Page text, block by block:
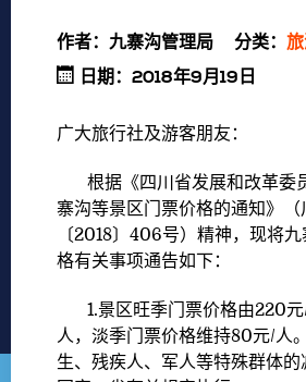
作者： 九寨沟管理局 分类：
日期：2018年9月19日
广大旅行社及游客朋友：
根据《四川省发展和改革委
寨沟等景区门票价格的通知》（
〔2018〕406号）精神，现将
格有关事项通告如下：
1.景区旺季门票价格由220元
人，淡季门票价格维持80元/人
生、残疾人、军人等特殊群体